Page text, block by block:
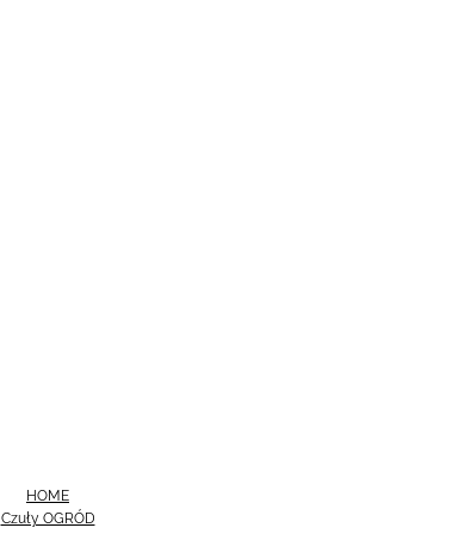
HOME
Czuły OGRÓD